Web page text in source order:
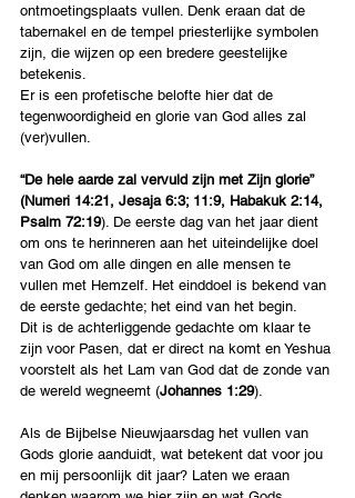
ontmoetingsplaats vullen. Denk eraan dat de
tabernakel en de tempel priesterlijke symbolen
zijn, die wijzen op een bredere geestelijke
betekenis.
Er is een profetische belofte hier dat de
tegenwoordigheid en glorie van God alles zal
(ver)vullen.
“De hele aarde zal vervuld zijn met Zijn glorie”
(Numeri 14:21, Jesaja 6:3; 11:9, Habakuk 2:14,
Psalm 72:19). De eerste dag van het jaar dient
om ons te herinneren aan het uiteindelijke doel
van God om alle dingen en alle mensen te
vullen met Hemzelf. Het einddoel is bekend van
de eerste gedachte; het eind van het begin.
Dit is de achterliggende gedachte om klaar te
zijn voor Pasen, dat er direct na komt en Yeshua
voorstelt als het Lam van God dat de zonde van
de wereld wegneemt (Johannes 1:29).
Als de Bijbelse Nieuwjaarsdag het vullen van
Gods glorie aanduidt, wat betekent dat voor jou
en mij persoonlijk dit jaar? Laten we eraan